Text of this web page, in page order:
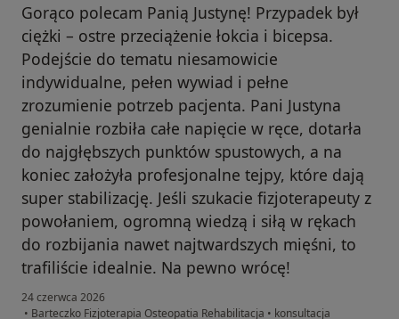
Gorąco polecam Panią Justynę! Przypadek był
ciężki – ostre przeciążenie łokcia i bicepsa.
Podejście do tematu niesamowicie
indywidualne, pełen wywiad i pełne
zrozumienie potrzeb pacjenta. Pani Justyna
genialnie rozbiła całe napięcie w ręce, dotarła
do najgłębszych punktów spustowych, a na
koniec założyła profesjonalne tejpy, które dają
super stabilizację. Jeśli szukacie fizjoterapeuty z
powołaniem, ogromną wiedzą i siłą w rękach
do rozbijania nawet najtwardszych mięśni, to
trafiliście idealnie. Na pewno wrócę!
24 czerwca 2026
• Barteczko Fizjoterapia Osteopatia Rehabilitacja • konsultacja